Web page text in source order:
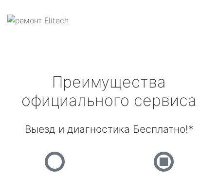
Преимущества
официального сервиса
Выезд и диагностика Бесплатно!*